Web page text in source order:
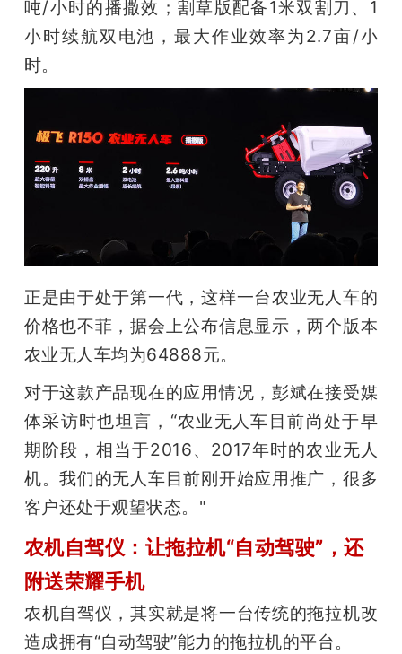
吨/小时的播撒效；割草版配备1米双割刀、1
小时续航双电池，最大作业效率为2.7亩/小
时。
正是由于处于第一代，这样一台农业无人车的
价格也不菲，据会上公布信息显示，两个版本
农业无人车均为64888元。
对于这款产品现在的应用情况，彭斌在接受媒
体采访时也坦言，“农业无人车目前尚处于早
期阶段，相当于2016、2017年时的农业无人
机。我们的无人车目前刚开始应用推广，很多
客户还处于观望状态。"
农机自驾仪：让拖拉机“自动驾驶”，还
附送荣耀手机
农机自驾仪，其实就是将一台传统的拖拉机改
造成拥有“自动驾驶”能力的拖拉机的平台。